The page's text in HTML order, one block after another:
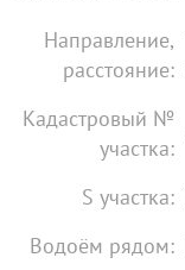
Направление,
расстояние:
Кадастровый №
участка:
S участка:
Водоём рядом: